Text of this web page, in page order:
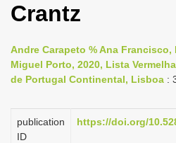
n
a
i
g
Crantz
Andre Carapeto % Ana Francisco,
Miguel Porto, 2020, Lista
de Portugal Continental, Lisboa :
publication
ID
https://doi.org/